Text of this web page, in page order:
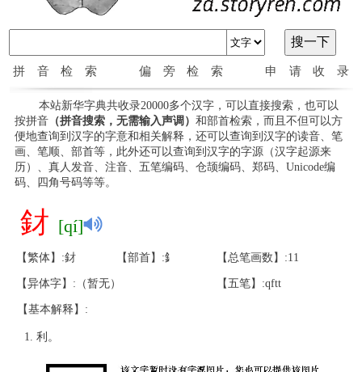
拼音检索 偏旁检索 申请收录
本站新华字典共收录20000多个汉字，可以直接搜索，也可以
按拼音（拼音搜索，无需输入声调） 和部首检索，而且不但可以方
便地查询到汉字的字意和相关解释，还可以查询到汉字的读音、笔
画、笔顺、部首等，此外还可以查询到汉字的字源（汉字起源来
历）、真人发音、注音、五笔编码、仓颉编码、郑码、Unicode编
码、四角号码等等。
釮 [qí]
【繁体】:釮 【部首】:釒 【总笔画数】:11
【异体字】:（暂无） 【五笔】:qftt
【基本解释】:
利。